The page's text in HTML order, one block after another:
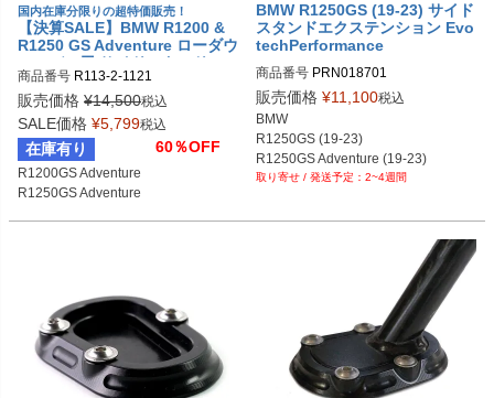
国内在庫分限りの超特価販売！
【決算SALE】BMW R1200 &
R1250 GS Adventure ローダウ
ンモデル用 サイドスタンドフッ
ト ブラック AltRider
商品番号 R113-2-1121
alt_R113-2-1121
販売価格 ¥14,500税込
SALE価格 ¥5,799税込
在庫有り 60％OFF
R1200GS Adventure
R1250GS Adventure
BMW R1250GS (19-23) サイド
スタンドエクステンション Evo
techPerformance
商品番号 PRN018701
PRN018701-01
PRN018701-02
PRN018701-03
PRN018701-04
PRN018701-05
PRN018701-13
PRN018701-14
PRN018701-15
販売価格 ¥11,100税込
BMW
R1250GS (19-23)
R1250GS Adventure (19-23)
2~4週間